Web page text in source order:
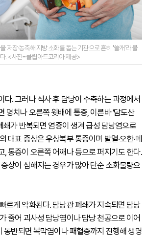
저장·농축해 지방 소화를 돕는 기관으로 흔히 '쓸개'라 불
. <사진=클립아트코리아 제공>
다. 그러나 식사 후 담낭이 수축하는 과정에서
명치나 오른쪽 윗배에 통증, 이른바 '담도산
쇄가 반복되면 염증이 생겨 급성 담낭염으로
대표 증상은 우상복부 통증이며 발열·오한·메
, 통증이 오른쪽 어깨나 등으로 퍼지기도 한다.
상이 심해지는 경우가 많아 단순 소화불량으
르게 악화된다. 담낭관 폐쇄가 지속되면 담낭
줄어 괴사성 담낭염이나 담낭 천공으로 이어
동반되면 복막염이나 패혈증까지 진행해 생명